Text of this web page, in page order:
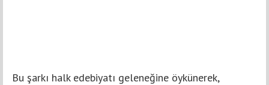
Bu şarkı halk edebiyatı geleneğine öykünerek,